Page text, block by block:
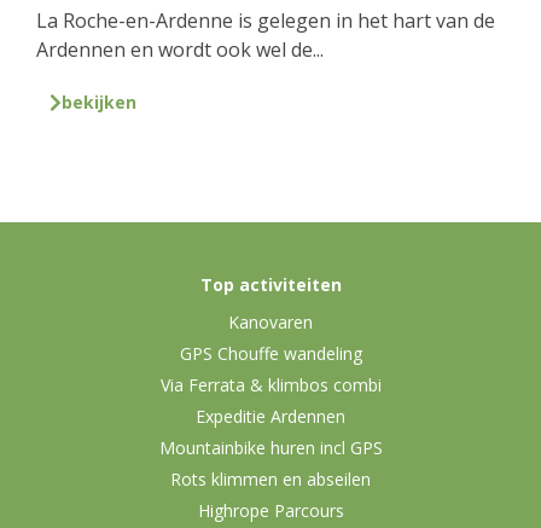
La Roche-en-Ardenne is gelegen in het hart van de
Ardennen en wordt ook wel de...
bekijken
Top activiteiten
Kanovaren
GPS Chouffe wandeling
Via Ferrata & klimbos combi
Expeditie Ardennen
Mountainbike huren incl GPS
Rots klimmen en abseilen
Highrope Parcours